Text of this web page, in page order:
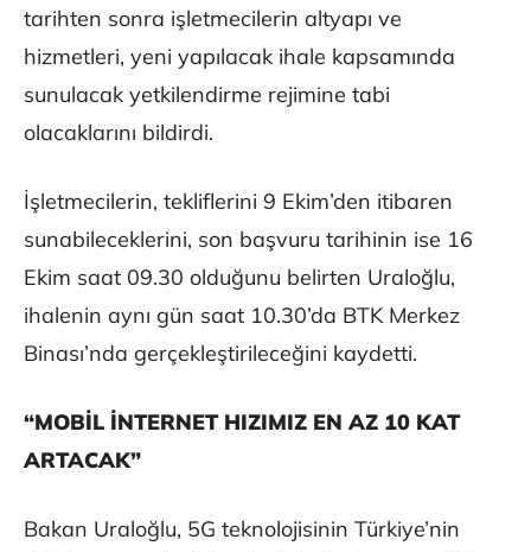
tarihten sonra işletmecilerin altyapı ve
hizmetleri, yeni yapılacak ihale kapsamında
sunulacak yetkilendirme rejimine tabi
olacaklarını bildirdi.
İşletmecilerin, tekliflerini 9 Ekim’den itibaren
sunabileceklerini, son başvuru tarihinin ise 16
Ekim saat 09.30 olduğunu belirten Uraloğlu,
ihalenin aynı gün saat 10.30’da BTK Merkez
Binası’nda gerçekleştirileceğini kaydetti.
“MOBİL İNTERNET HIZIMIZ EN AZ 10 KAT
ARTACAK”
Bakan Uraloğlu, 5G teknolojisinin Türkiye’nin